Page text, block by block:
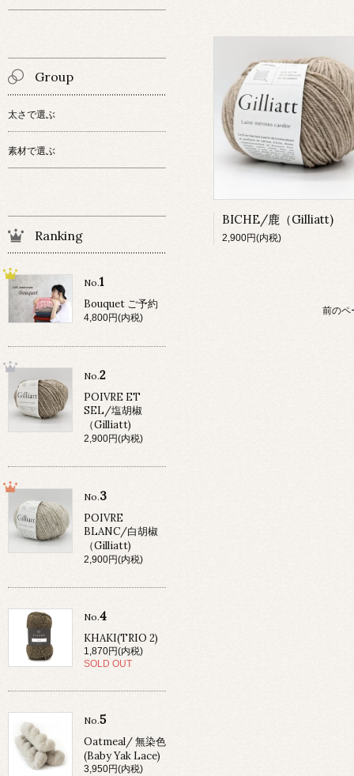
BICHE/鹿（Gilliatt)
2,900円(内税)
前のペ
Group
太さで選ぶ
素材で選ぶ
Ranking
No.1
Bouquet ご予約
4,800円(内税)
No.2
POIVRE ET
SEL/塩胡椒
（Gilliatt)
2,900円(内税)
No.3
POIVRE
BLANC/白胡椒
（Gilliatt)
2,900円(内税)
No.4
KHAKI(TRIO 2)
1,870円(内税)
SOLD OUT
No.5
Oatmeal/ 無染色
(Baby Yak Lace)
3,950円(内税)